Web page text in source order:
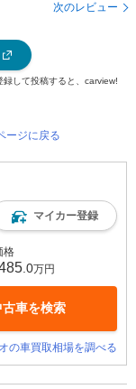
次のレビュー
して投稿すると、carview!
ージに戻る
マイカー登録
格
.0万円
古車を検索
の車買取相場を調べる